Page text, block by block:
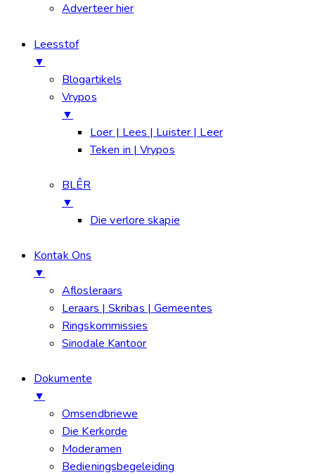
Adverteer hier
Leesstof
▼
Blogartikels
Vrypos
▼
Loer | Lees | Luister | Leer
Teken in | Vrypos
BLÊR
▼
Die verlore skapie
Kontak Ons
▼
Aflosleraars
Leraars | Skribas | Gemeentes
Ringskommissies
Sinodale Kantoor
Dokumente
▼
Omsendbriewe
Die Kerkorde
Moderamen
Bedieningsbegeleiding